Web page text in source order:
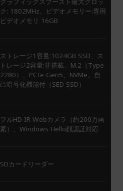
ク: 1802MHz、ビデオメモリー:専用
ビデオメモリ 16GB
ストレージ1容量:1024GB SSD、ス
トレージ2容量:非搭載、M.2（Type
2280）、PCIe Gen5、NVMe、自
己暗号化機能付（SED SSD）
フルHD IR Webカメラ（約200万画
素）、Windows Hello顔認証対応
SDカードリーダー